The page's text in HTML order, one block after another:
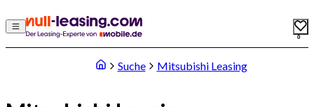
0
Suche Mitsubishi Leasing